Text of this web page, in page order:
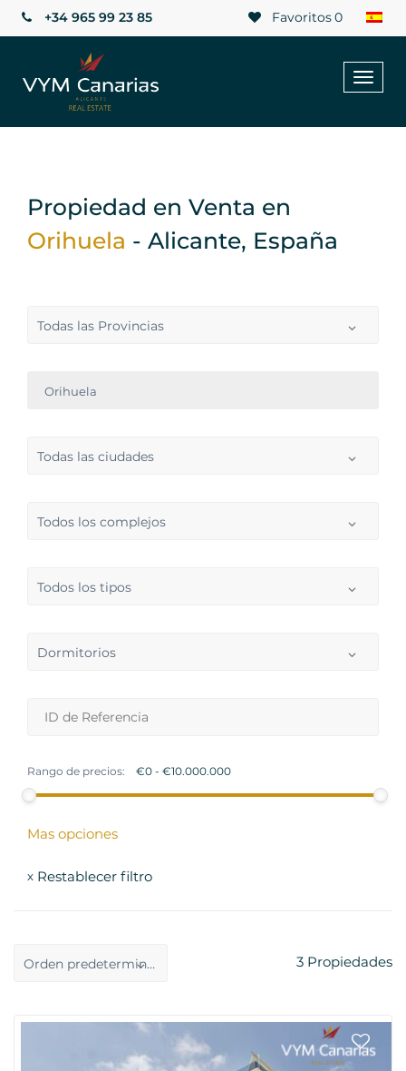
Favoritos0
+34 965 99 23 85
Propiedad en Venta en
Orihuela - Alicante, España
Todas las Provincias
Orihuela
Todas las ciudades
Todos los complejos
Todos los tipos
Dormitorios
Rango de precios:
Mas opciones
x Restablecer filtro
Orden predeterminado 3 Propiedades